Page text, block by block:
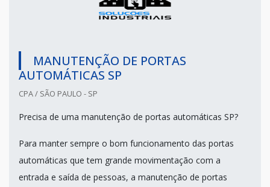
MANUTENÇÃO DE PORTAS
AUTOMÁTICAS SP
CPA / SÃO PAULO - SP
Precisa de uma manutenção de portas automáticas SP?
Para manter sempre o bom funcionamento das portas
automáticas que tem grande movimentação com a
entrada e saída de pessoas, a manutenção de portas